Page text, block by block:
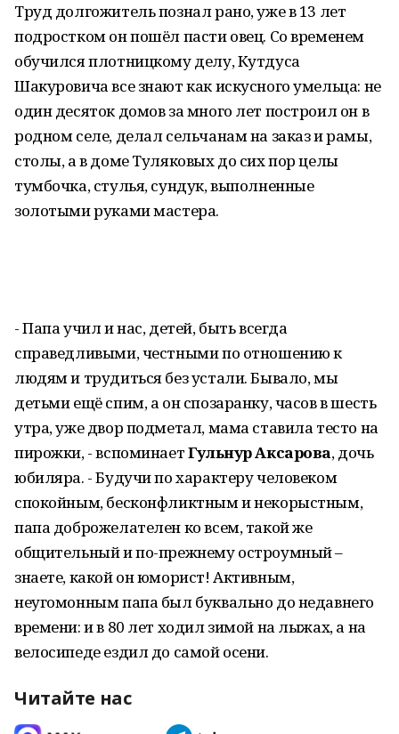
Труд долгожитель познал рано, уже в 13 лет
подростком он пошёл пасти овец. Со временем
обучился плотницкому делу, Кутдуса
Шакуровича все знают как искусного умельца: не
один десяток домов за много лет построил он в
родном селе, делал сельчанам на заказ и рамы,
столы, а в доме Туляковых до сих пор целы
тумбочка, стулья, сундук, выполненные
золотыми руками мастера.
- Папа учил и нас, детей, быть всегда
справедливыми, честными по отношению к
людям и трудиться без устали. Бывало, мы
детьми ещё спим, а он спозаранку, часов в шесть
утра, уже двор подметал, мама ставила тесто на
пирожки, - вспоминаетГульнур Аксарова, дочь
юбиляра. - Будучи по характеру человеком
спокойным, бесконфликтным и некорыстным,
папа доброжелателен ко всем, такой же
общительный и по-прежнему остроумный –
знаете, какой он юморист! Активным,
неугомонным папа был буквально до недавнего
времени: и в 80 лет ходил зимой на лыжах, а на
велосипеде ездил до самой осени.
Читайте нас